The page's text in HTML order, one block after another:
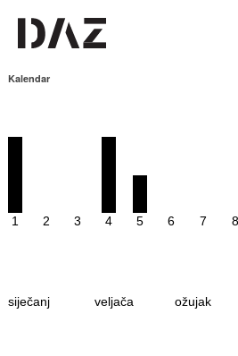
Kalendar
1 2 3 4 5 6 7 8
siječanj veljača ožujak